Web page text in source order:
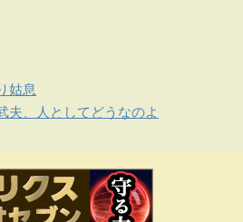
姑息
夫、人としてどうなのよ